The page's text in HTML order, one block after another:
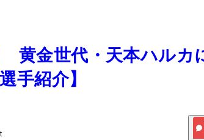
黄金世代・天本ハルカ
手紹介】